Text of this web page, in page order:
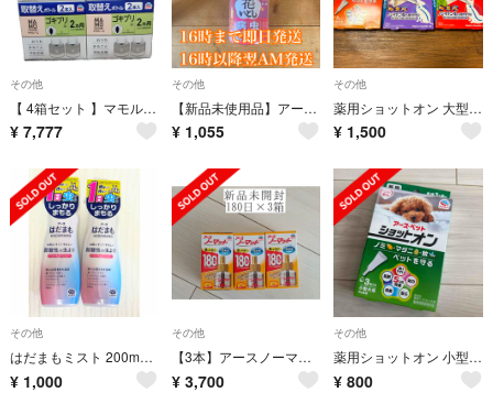
その他
【 4箱セット 】マモルーム ゴキブリ用 取替えボトル 2ヵ月用 2本入
¥ 7,777
その他
【新品未使用品】アース製薬 アースガーデン 花いとし 1000ml
¥ 1,055
その他
薬用ショットオン 大型犬用3本入り 他2箱
¥ 1,500
その他
はだまもミスト 200mL 2本セット
¥ 1,000
その他
【3本】アースノーマット 180日用
¥ 3,700
その他
薬用ショットオン 小型犬用3本入り
¥ 800